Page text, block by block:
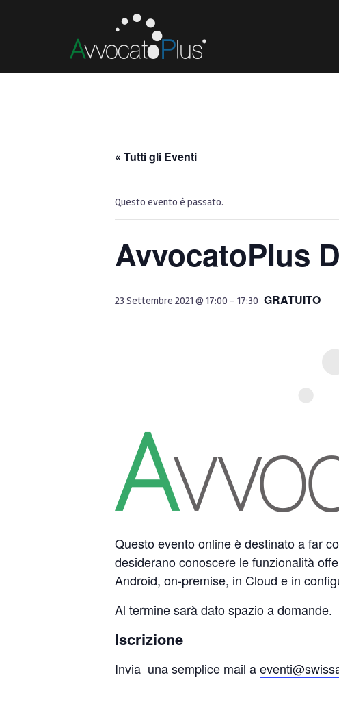
« Tutti gli Eventi
Questo evento è passato.
AvvocatoPlus
23 Settembre 2021 @ 17:00 - 17:30 GRATUITO
Questo evento online è destinato a far
desiderano conoscere le funzionalità
Android, on-premise, in Cloud e in
Al termine sarà dato spazio a domande.
Iscrizione
Invia una semplice mail a